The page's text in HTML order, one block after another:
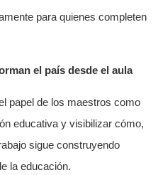
para quienes completen
el país desde el aula
papel de los maestros como
educativa y visibilizar cómo,
sigue construyendo
la educación.